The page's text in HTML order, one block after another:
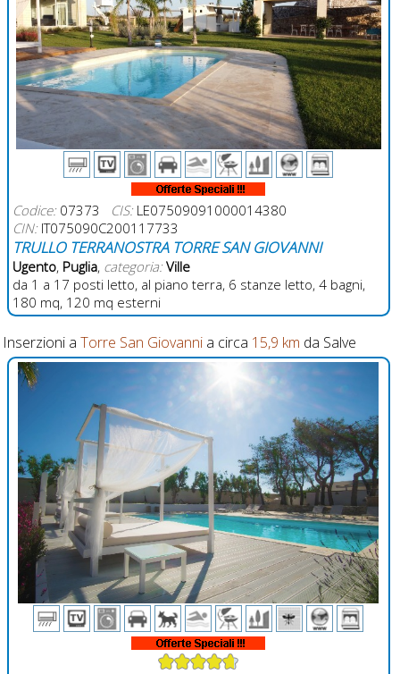
Codice:07373 CIS:LE07509091000014380
CIN:IT075090C200117733
TRULLO TERRANOSTRA TORRE SAN GIOVANNI
Ugento, Puglia, categoria: Ville
da 1 a 17 posti letto, al piano terra, 6 stanze letto, 4 bagni,
180 mq, 120 mq esterni
Inserzioni a Torre San Giovannia circa 15,9 km da Salve